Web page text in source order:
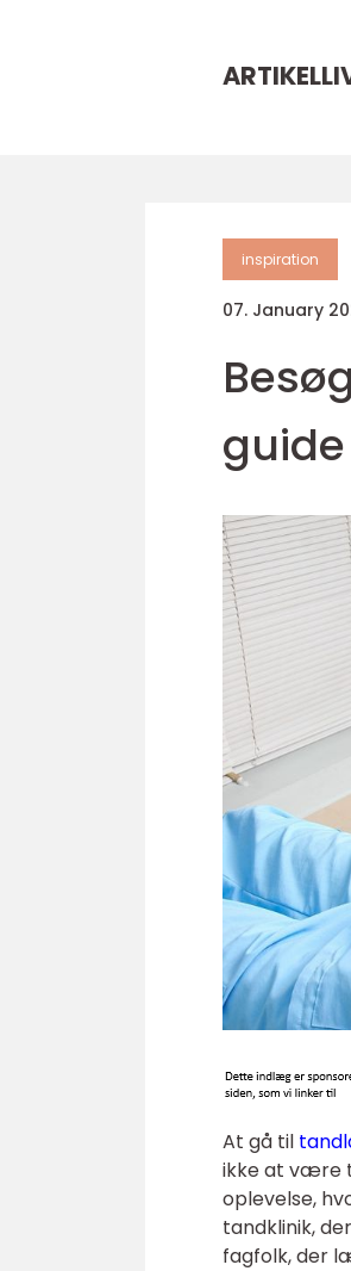
inspiration
07. January
At gå til
ikke at være
oplevelse,
tandklinik,
fagfolk, der